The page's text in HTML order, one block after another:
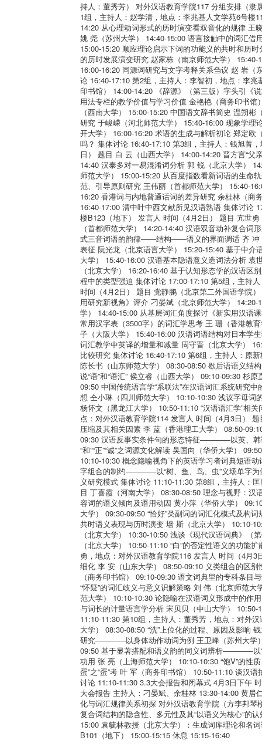
持人：董秀芳） 对外汉语教育学院117 分组安排（
1组，主持人：赵学清，地点：李兆基人文学苑6号
14:20 从心理动词形式的历时演变看双音化的规律 王
姚 尧（苏州大学） 14:40-15:00 语言接触中的词汇
15:00-15:20 顺应理论启示下词的功能义的共时和历
的历时发展演变研究 赵家栋（南京师范大学）
16:00-16:20 同源词研究与文字考释关系刍议 赵 岩
论 16:40-17:10 第2组，主持人：李智初，地点：李
印书馆） 14:00-14:20 《辞源》（第三版）字头引《
用法专栏的教学价值与学习价值 金艳艳（商务印书
（西南大学） 15:00-15:20 中国语文辞书简史 温朔
研究 于峻嵘（河北师范大学） 15:40-16:00 现象学
开大学） 16:00-16:20 术语的生成与解析初论 郑定
吗？ 集体讨论 16:40-17:10 第3组，主持人：钱旭菁
日） 题目 白 云（山西大学） 14:00-14:20 晋方言“
14:40 汉泰多对一易混淆词分析 郭 锐（北京大学）
师范大学） 15:00-15:20 从百度指数看新词语的生命
范、引导原则研究 王伟丽（首都师范大学） 15:40-
16:20 香港词与内地普通话词的差异研究 余桂林（商
16:40-17:00 清中叶中西文献所见汉语熟语 集体讨论
楼B123（地下） 发言人 时间（4月2日） 题目 亢世
（首都师范大学） 14:20-14:40 汉语双音动补复合
式三音词语的韵律——结构——语义的界面调适 齐 冲
表征 阮光龙（北京语言大学） 15:20-15:40 基于中
大学） 15:40-16:00 汉语基本隐语意义造词法分析
（北京大学） 16:20-16:40 基于认知形态学的汉语
程中的类型强迫 集体讨论 17:00-17:10 第5组，主持
时间（4月2日） 题目 党静鹏（北京第二外国语学
用研究新视角》评介 刁晏斌（北京师范大学）
学） 14:40-15:00 从基层词汇角度探讨《新实用汉语
常用汉字表（3500字）的词汇学思考 王 珊（香港教
子（大阪大学） 15:40-16:00 汉语词语结构对日本学
词汇教学中英译的增量和减量 周守晋（北京大学）
比较研究 集体讨论 16:40-17:10 第6组，主持人：原
陈长书（山东师范大学） 08:30-08:50 歇后语语义结
说“语”和“语汇” 侯立睿（山西大学） 09:10-09:30 杉
09:50 中国传统语言学“系联法”在汉语词汇系统研究
想 仝小琳（四川师范大学） 10:10-10:30 浅议字母
杨怀文（黑龙江大学） 10:50-11:10 “汉语语汇学”相
点：对外汉语教育学院114 发言人 时间（4月3日）
压缩及其相关因素 李 蓝（香港理工大学） 08:50-
09:30 汉语反事实条件句的形态特征————以英、韩
“和”“正”“诚”之词源文化解读 吴国向（华侨大学）
10:10-10:30 概念隐喻视角下的英语学习者词典短语
字组合的制约————以“树、鱼、鸟、虫”义场单字为
义研究模式 集体讨论 11:10-11:30 第8组，主持人：
目 丁喜霞（河南大学） 08:30-08:50 理念与视野：
容词的语义倾向及语用动因 黄小萍（华侨大学）
大学） 09:30-09:50 “恰好”类副词的词汇化模式及构
共时语义表现与历时演变 墙 斯（北京大学） 10:10-
（北京大学） 10:30-10:50 浅谈《现代汉语词典》
（北京大学） 10:50-11:10 “白”的否定性语义的功能
勇，地点：对外汉语教育学院116 发言人 时间（4月
细化 李 安（山东大学） 08:50-09:10 义类组合的
（商务印书馆） 09:10-09:30 语文词典里的专科条
“怀疑”的词汇歧义与意义识解策略 刘 伟（北京师范
范大学） 10:10-10:30 论隐喻在汉语词义形成中的作
与词长的计量语言学分析 宋贝贝（中山大学）
11:10-11:30 第10组，主持人：董秀芳，地点：对外
大学） 08:30-08:50 “洗”上位化的过程、原因及影响
研究————以身体动作动词为例 王卫峰（苏州大学
09:50 基于显著搭配和语义韵的同义词辨析————以“
功用 张 亮（上海师范大学） 10:10-10:30 “饱V”的性
蛋”之“蛋”考 叶 军（商务印书馆） 10:50-11:10 谈
讨论 11:10-11:30 3.3大会报告和闭幕式 4月3日下午
大会报告 主持人：刁晏斌、余桂林 13:30-14:00 黄
化与词汇规律关系初探 对外汉语教育学院（方李邦
复合词结构的隐含性、多元性及其“以语义为核心”的
15:00 袁毓林教授（北京大学）：生成词库理论和名
B101（地下） 15:00-15:15 休息 15:15-16:40